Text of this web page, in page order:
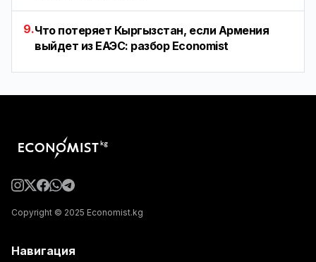
9.Что потеряет Кыргызстан, если Армения
выйдет из ЕАЭС: разбор Economist
Copyright © 2025 Economist.kg
Навигация